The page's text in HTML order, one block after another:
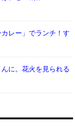
レー」でランチ！す
に。花火を見られる